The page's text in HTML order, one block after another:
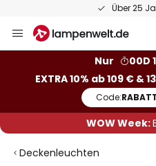
Über 25
Inhalt
Nur
00D
EXTRA 10% ab 109 € &
Code:
WOW Week:
Deckenleuchten